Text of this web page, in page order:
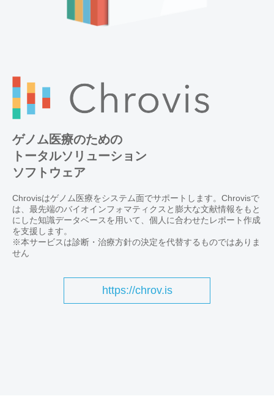
ゲノム医療のための
トータルソリューション
ソフトウェア
Chrovisはゲノム医療をシステム面でサポートします。Chrovisで
は、最先端のバイオインフォマティクスと膨大な文献情報をもと
にした知識データベースを用いて、個人に合わせたレポート作成
を支援します。
※本サービスは診断・治療方針の決定を代替するものではありま
せん
https://chrov.is